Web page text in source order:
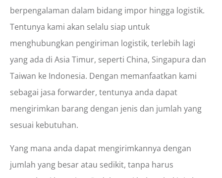
berpengalaman dalam bidang impor hingga logistik.
Tentunya kami akan selalu siap untuk
menghubungkan pengiriman logistik, terlebih lagi
yang ada di Asia Timur, seperti China, Singapura dan
Taiwan ke Indonesia. Dengan memanfaatkan kami
sebagai jasa forwarder, tentunya anda dapat
mengirimkan barang dengan jenis dan jumlah yang
sesuai kebutuhan.
Yang mana anda dapat mengirimkannya dengan
jumlah yang besar atau sedikit, tanpa harus